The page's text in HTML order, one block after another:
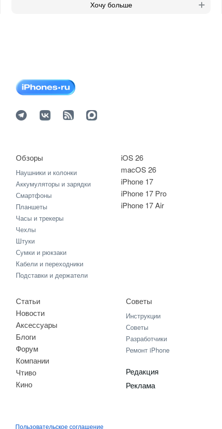
Хочу больше
iOS 26
macOS 26
iPhone 17
iPhone 17 Pro
iPhone 17 Air
Обзоры
Наушники и колонки
Аккумуляторы и зарядки
Смартфоны
Планшеты
Часы и трекеры
Чехлы
Штуки
Сумки и рюкзаки
Кабели и переходники
Подставки и держатели
Статьи
Новости
Аксессуары
Блоги
Форум
Компании
Чтиво
Кино
Советы
Инструкции
Советы
Разработчики
Ремонт iPhone
Редакция
Реклама
Пользовательское соглашение